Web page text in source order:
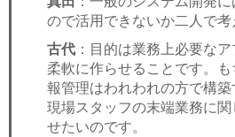
ので活用できないか二人で考
古代 ：目的は業務上必要な
柔軟に作らせることです。
報管理はわれわれの方で構築
現場スタッフの末端業務に
せたいのです。